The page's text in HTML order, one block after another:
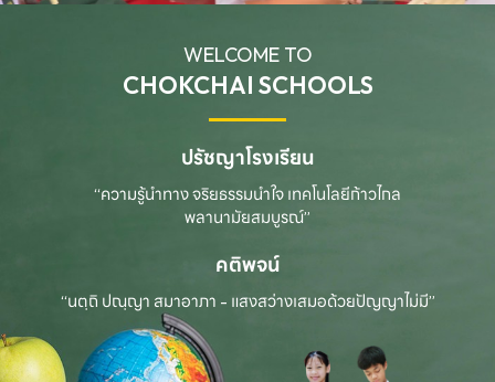
WELCOME TO
CHOKCHAI SCHOOLS
ปรัชญาโรงเรียน
“ความรู้นำทาง จริยธรรมนำใจ เทคโนโลยีก้าวไกล
พลานามัยสมบูรณ์”
คติพจน์
“นตฺถิ ปณฺญา สมาอาภา - แสงสว่างเสมอด้วยปัญญาไม่มี”